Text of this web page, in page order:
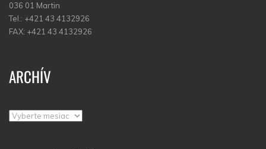
036 01 Martin
Tel.: +421 43 4132926
FAX: +421 43 4132926
ARCHÍV
Archív